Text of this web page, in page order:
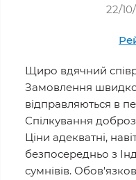
22/
Щиро вдячний
Замовлення
відправляються в
Спілкування
Ціни адекватні,
безпосередньо з
сумнівів.